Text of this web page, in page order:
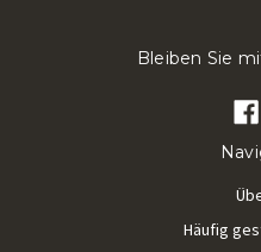
Bleiben Sie
Häufig